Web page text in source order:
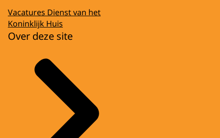
Vacatures Dienst van het
Koninklijk Huis
Over deze site